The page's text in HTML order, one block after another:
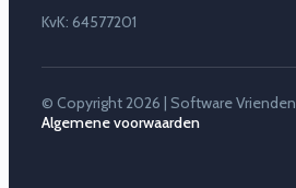
KvK: 64577201
© Copyright 2026 | Software Vrienden
Algemene voorwaarden